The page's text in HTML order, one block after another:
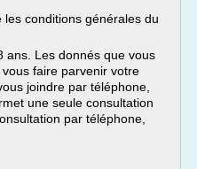
conditions générales du
ans. Les donnés que vous
faire parvenir votre
joindre par téléphone,
une seule consultation
par téléphone,